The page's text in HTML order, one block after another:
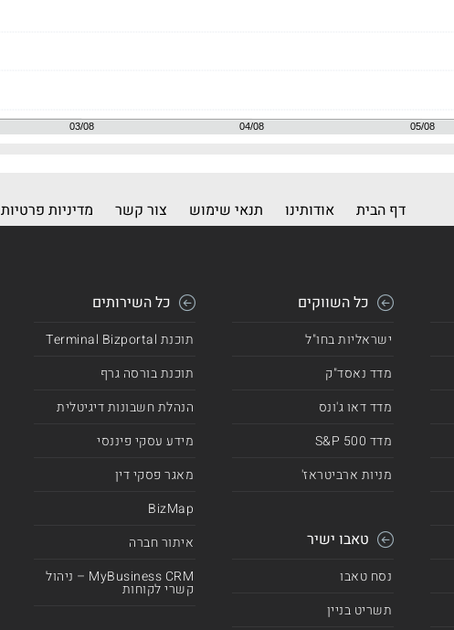
דף הבית אודותינו תנאי שימוש צור קשר מדיניות פרטיות
כל השווקים
ישראליות בחו"ל
מדד נאסד"ק
מדד דאו ג'ונס
מדד 500 S&P
מניות ארביטראז'
טאבו ישיר
נסח טאבו
תשריט בניין
כל השירותים
תוכנת Terminal Bizportal
תוכנת בורסה גרף
הנהלת חשבונות דיגיטלית
מידע עסקי פיננסי
מאגר פסקי דין
BizMap
איתור חברה
MyBusiness CRM – ניהול
קשרי לקוחות